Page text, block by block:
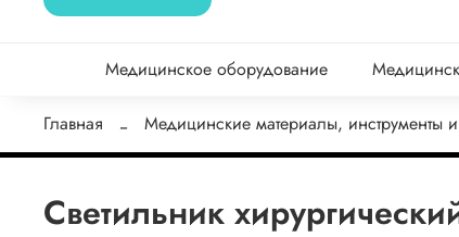
Медицинское оборудование
Главная Медицинские материалы, инструменты
Светильник